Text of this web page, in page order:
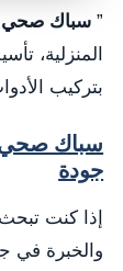
” سباك صحي
المنزلية،
بتركيب
سباك صحي
جودة
إذا كنت
والخبرة في